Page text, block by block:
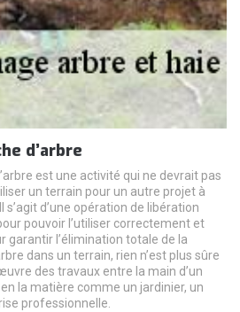
d’arbre
est une activité qui ne devrait pas
un terrain pour un autre projet à
s’agit d’une opération de libération
pouvoir l’utiliser correctement et
garantir l’élimination totale de la
dans un terrain, rien n’est plus sûre
des travaux entre la main d’un
la matière comme un jardinier, un
professionnelle.